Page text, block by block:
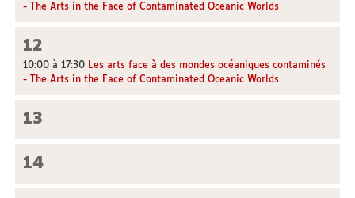
- The Arts in the Face of Contaminated Oceanic Worlds
12
10:00 à 17:30 Les arts face à des mondes océaniques contaminés
- The Arts in the Face of Contaminated Oceanic Worlds
13
14